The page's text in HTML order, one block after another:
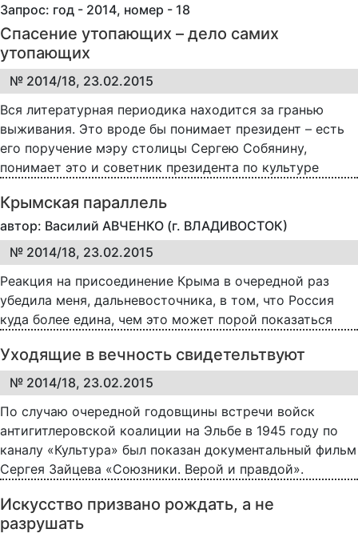
Запрос: год - 2014, номер - 18
Спасение утопающих – дело самих
утопающих
№ 2014/18, 23.02.2015
Вся литературная периодика находится за гранью
выживания. Это вроде бы понимает президент – есть
его поручение мэру столицы Сергею Собянину,
понимает это и советник президента по культуре
Крымская параллель
автор: Василий АВЧЕНКО (г. ВЛАДИВОСТОК)
№ 2014/18, 23.02.2015
Реакция на присоединение Крыма в очередной раз
убедила меня, дальневосточника, в том, что Россия
куда более едина, чем это может порой показаться
Уходящие в вечность свидетельтвуют
№ 2014/18, 23.02.2015
По случаю очередной годовщины встречи войск
антигитлеровской коалиции на Эльбе в 1945 году по
каналу «Культура» был показан документальный фильм
Сергея Зайцева «Союзники. Верой и правдой».
Искусство призвано рождать, а не
разрушать